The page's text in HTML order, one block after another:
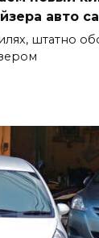
авто
штатно